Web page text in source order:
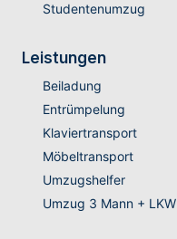
Studentenumzug
Leistungen
Beiladung
Entrümpelung
Klaviertransport
Möbeltransport
Umzugshelfer
Umzug 3 Mann + LKW